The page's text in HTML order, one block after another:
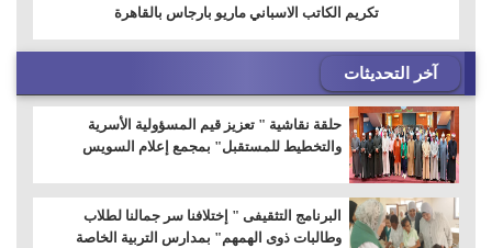
تكريم الكاتب الاسباني ماريو بارجاس بالقاهرة
آخر التحديثات
حلقة نقاشية " تعزيز قيم المسؤولية الأسرية
والتخطيط للمستقبل" بمجمع إعلام السويس
البرنامج التثقيفى " إختلافنا سر جمالنا لطلاب
وطالبات ذوى الهمهم" بمدارس التربية الخاصة